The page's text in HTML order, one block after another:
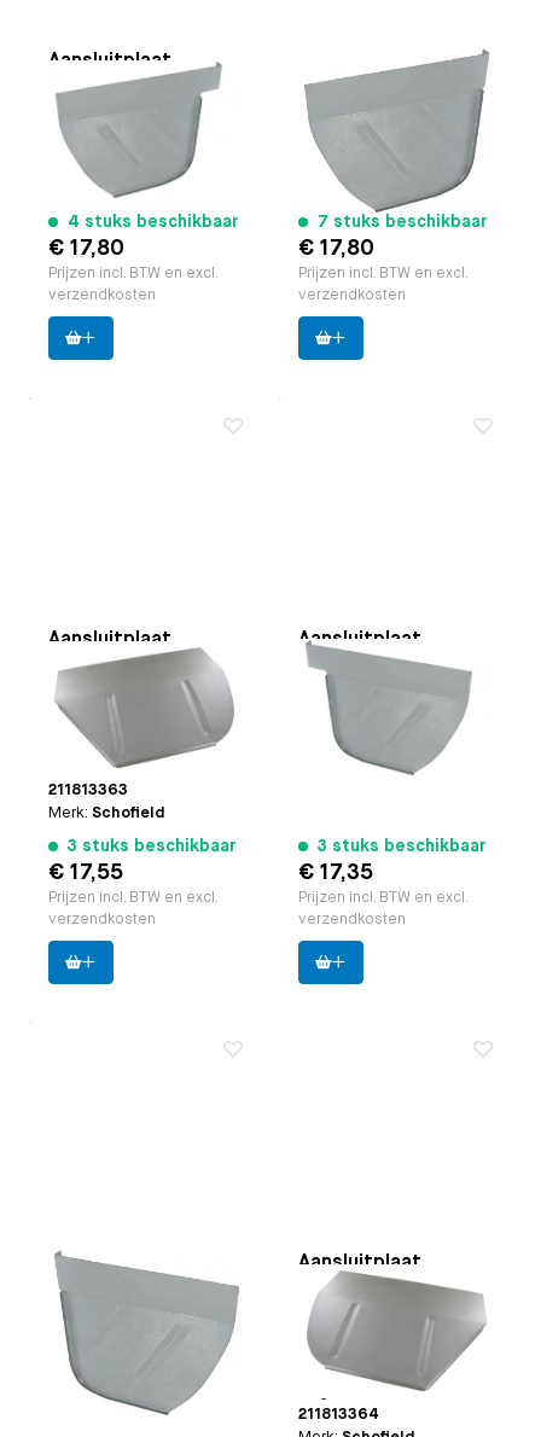
Aansluitplaat
achterste wielkast
links achterzijde
Toepasbaar op
Bus 8.1971
t/m 7.1972
Paruzzi nummer:
20725
Schofield
4 stuks beschikbaar
€ 17,80
Prijzen incl. BTW en excl.
verzendkosten
Aansluitplaat
achterste wielkast
links achterzijde
Toepasbaar op
Bus 8.1972
t/m 7.1979
Paruzzi nummer:
20727
Merk:Schofield
7 stuks beschikbaar
€ 17,80
Prijzen incl. BTW en excl.
verzendkosten
Aansluitplaat
achterste wielkast
links achterzijde
Toepasbaar op
Bus
8.1967 t/m 7.1971
Paruzzi nummer:
20773
Origineel VW nummer:
211813363
Merk: Schofield
3 stuks beschikbaar
€ 17,55
Prijzen incl. BTW en excl.
verzendkosten
Aansluitplaat
achterste wielkast
rechts achterzijde
Toepasbaar op
Bus 8.1971
t/m 7.1972
Paruzzi nummer:
20726
Schofield
3 stuks beschikbaar
€ 17,35
Prijzen incl. BTW en excl.
verzendkosten
Aansluitplaat
achterste wielkast
rechts achterzijde
Toepasbaar op
Bus 8.1972
t/m 7.1979
Paruzzi nummer:
20728
Merk:Schofield
Aansluitplaat
achterste wielkast
rechts achterzijde
Toepasbaar op
Bus
8.1967 t/m 7.1971
Paruzzi nummer:
20774
Origineel VW nummer:
211813364